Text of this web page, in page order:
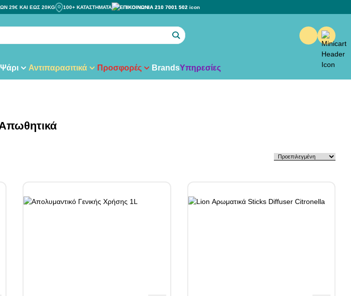
29€ ΚΑΙ ΕΩΣ 20KG 100+ ΚΑΤΑΣΤΗΜΑΤΑ ΕΠΙΚΟΙΝΩΝΙΑ 210 7001 502
Ψάρι Αντιπαρασιτικά Προσφορές BrandsΥπηρεσίες